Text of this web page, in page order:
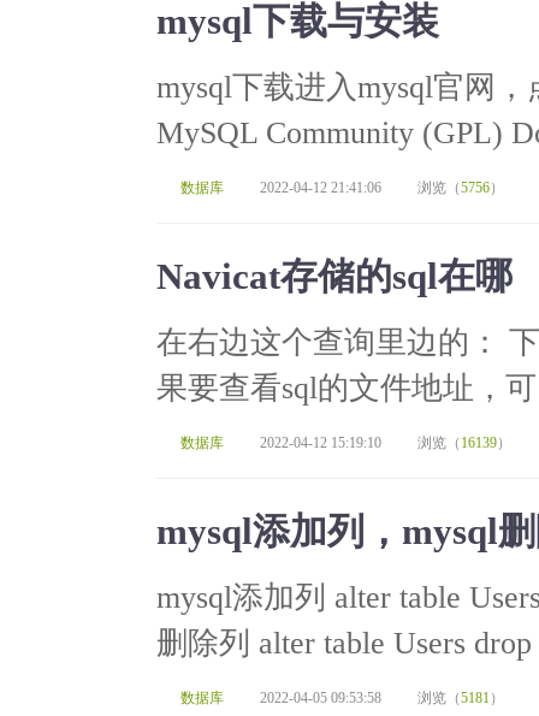
mysql下载与安装
mysql下载进入mysql官网
MySQL Community (GPL)
数据库 2022-04-12 21:41:06 浏览（5756）
Navicat存储的sql在哪
在右边这个查询里边的：
果要查看sql的文件地址，
数据库 2022-04-12 15:19:10 浏览（ 16139）
mysql添加列，mysql
mysql添加列 alter table
删除列 alter table Users
数据库 2022-04-05 09:53:58 浏览（5181）